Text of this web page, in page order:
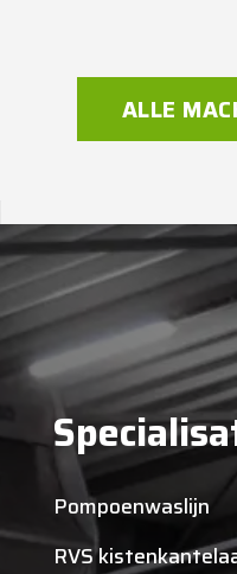
ALLE
Pompoenwaslijn
RVS